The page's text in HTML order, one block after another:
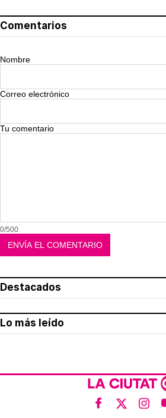
Comentarios
Nombre
Correo electrónico
Tu comentario
0/500
Destacados
Lo más leído